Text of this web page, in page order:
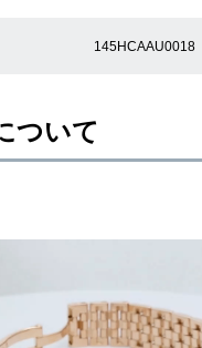
145HCAAU0018
ついて
イナーチェンジがなされる場
の設定により、実際の商品と色